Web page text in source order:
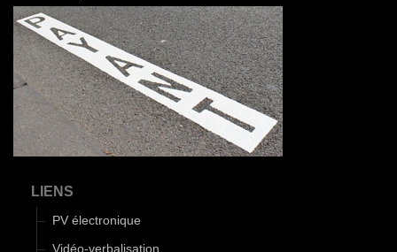
LIENS
PV électronique
Vidéo-verbalisation